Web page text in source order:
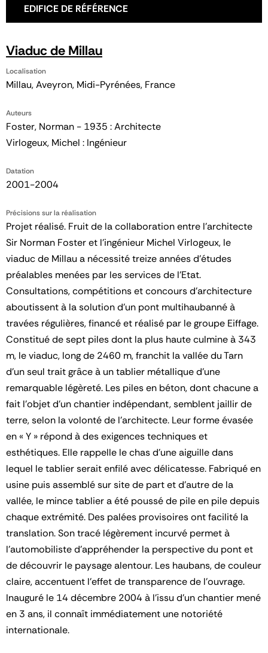
EDIFICE DE RÉFÉRENCE
Viaduc de Millau
Localisation
Millau, Aveyron, Midi-Pyrénées, France
Auteurs
Foster, Norman - 1935 : Architecte
Virlogeux, Michel : Ingénieur
Datation
2001-2004
Précisions sur la réalisation
Projet réalisé. Fruit de la collaboration entre l’architecte
Sir Norman Foster et l’ingénieur Michel Virlogeux, le
viaduc de Millau a nécessité treize années d’études
préalables menées par les services de l’Etat.
Consultations, compétitions et concours d’architecture
aboutissent à la solution d’un pont multihaubanné à
travées régulières, financé et réalisé par le groupe Eiffage.
Constitué de sept piles dont la plus haute culmine à 343
m, le viaduc, long de 2460 m, franchit la vallée du Tarn
d’un seul trait grâce à un tablier métallique d’une
remarquable légèreté. Les piles en béton, dont chacune a
fait l’objet d’un chantier indépendant, semblent jaillir de
terre, selon la volonté de l’architecte. Leur forme évasée
en « Y » répond à des exigences techniques et
esthétiques. Elle rappelle le chas d’une aiguille dans
lequel le tablier serait enfilé avec délicatesse. Fabriqué en
usine puis assemblé sur site de part et d’autre de la
vallée, le mince tablier a été poussé de pile en pile depuis
chaque extrémité. Des palées provisoires ont facilité la
translation. Son tracé légèrement incurvé permet à
l’automobiliste d’appréhender la perspective du pont et
de découvrir le paysage alentour. Les haubans, de couleur
claire, accentuent l’effet de transparence de l’ouvrage.
Inauguré le 14 décembre 2004 à l’issu d’un chantier mené
en 3 ans, il connaît immédiatement une notoriété
internationale.